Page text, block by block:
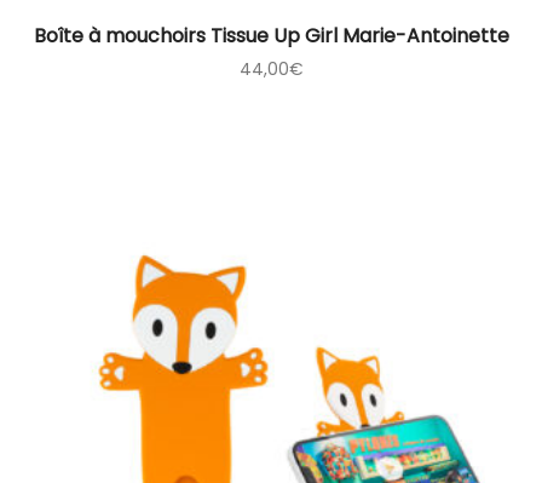
Boîte à mouchoirs Tissue Up Girl Marie-Antoinette
44,00€